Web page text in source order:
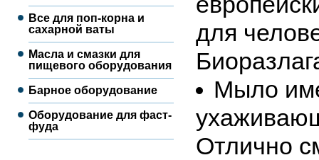
Все для поп-корна и
сахарной ваты
Масла и смазки для
пищевого оборудования
Барное оборудование
Оборудование для фаст-
фуда
для
Мыло
Отлично